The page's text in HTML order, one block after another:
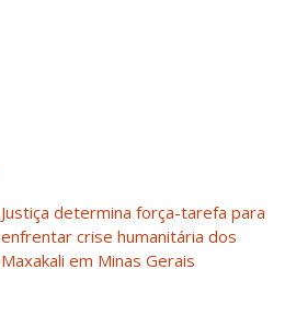
Justiça determina força-tarefa para
enfrentar crise humanitária dos
Maxakali em Minas Gerais